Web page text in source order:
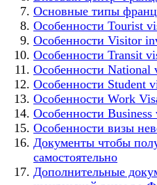
Основные типы
Особенности Tourist
Особенности Visitor
Особенности Transit
Особенности National
Особенности Student
Особенности Work
Особенности Business
Особенности визы
Документы чтобы
самостоятельно
Дополнительные